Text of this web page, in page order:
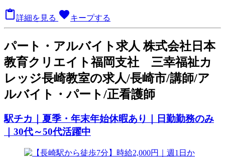
詳細を見る favoriteキープする
パート ・アルバイト求人 株式会社日本
教育クリエイト福岡支社 三幸福祉カ
レッジ長崎教室の求人/長崎市/講師/ア
ルバイト・パート/正看護師
駅チカ｜夏季・年末年始休暇あり｜日勤勤務のみ
｜30代～50代活躍中